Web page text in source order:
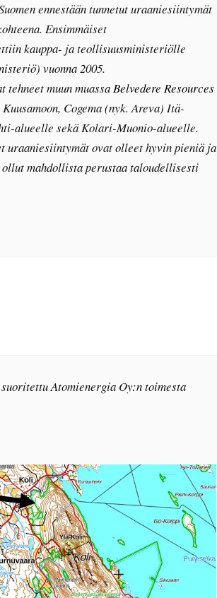
ennestään tunnetut uraaniesiintymät
Ensimmäiset
kauppa- ja teollisuusministeriölle
vuonna 2005.
tehneet muun muassaBelvedere Resources
Cogema (nyk. Areva) Itä-
alueelle sekä Kolari-Muonio-alueelle.
uraaniesiintymät ovat olleet hyvin pieniä ja
mahdollista perustaa taloudellisesti
Atomienergia Oy:n toimesta